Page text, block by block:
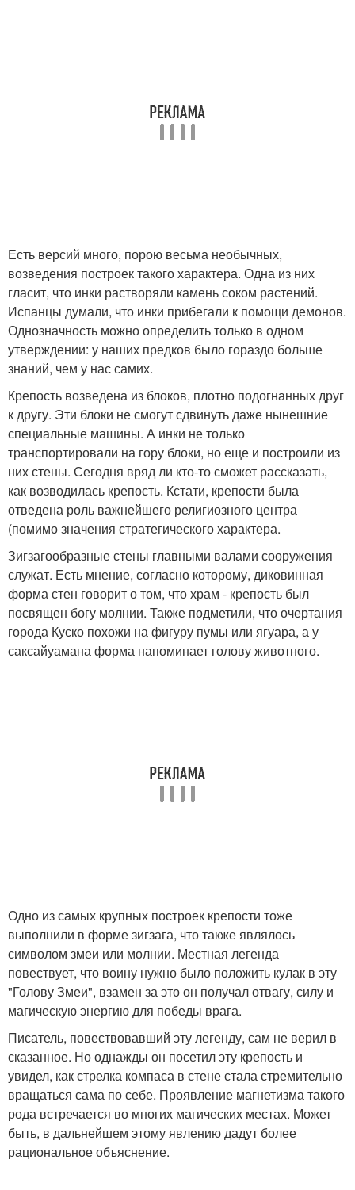
Есть версий много, порою весьма необычных,
возведения построек такого характера. Одна из них
гласит, что инки растворяли камень соком растений.
Испанцы думали, что инки прибегали к помощи демонов.
Однозначность можно определить только в одном
утверждении: у наших предков было гораздо больше
знаний, чем у нас самих.
Крепость возведена из блоков, плотно подогнанных друг
к другу. Эти блоки не смогут сдвинуть даже нынешние
специальные машины. А инки не только
транспортировали на гору блоки, но еще и построили из
них стены. Сегодня вряд ли кто-то сможет рассказать,
как возводилась крепость. Кстати, крепости была
отведена роль важнейшего религиозного центра
(помимо значения стратегического характера.
Зигзагообразные стены главными валами сооружения
служат. Есть мнение, согласно которому, диковинная
форма стен говорит о том, что храм - крепость был
посвящен богу молнии. Также подметили, что очертания
города Куско похожи на фигуру пумы или ягуара, а у
саксайуамана форма напоминает голову животного.
Одно из самых крупных построек крепости тоже
выполнили в форме зигзага, что также являлось
символом змеи или молнии. Местная легенда
повествует, что воину нужно было положить кулак в эту
"Голову Змеи", взамен за это он получал отвагу, силу и
магическую энергию для победы врага.
Писатель, повествовавший эту легенду, сам не верил в
сказанное. Но однажды он посетил эту крепость и
увидел, как стрелка компаса в стене стала стремительно
вращаться сама по себе. Проявление магнетизма такого
рода встречается во многих магических местах. Может
быть, в дальнейшем этому явлению дадут более
рациональное объяснение.